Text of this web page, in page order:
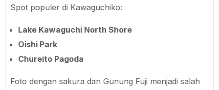
Spot populer di Kawaguchiko:
Lake Kawaguchi North Shore
Oishi Park
Chureito Pagoda
Foto dengan sakura dan Gunung Fuji menjadi salah